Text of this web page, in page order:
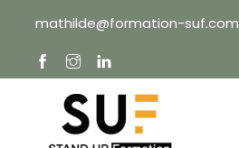
content
mathilde@formation-suf.com